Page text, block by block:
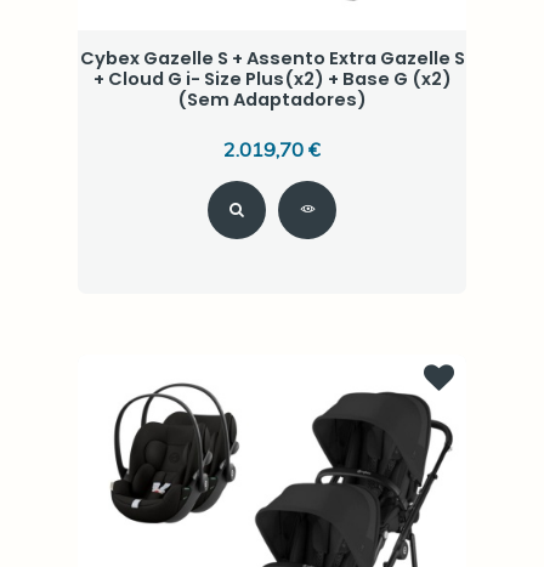
Cybex Gazelle S + Assento Extra Gazelle S
+ Cloud G i- Size Plus(x2) + Base G (x2)
(Sem Adaptadores)
2.019,70 €